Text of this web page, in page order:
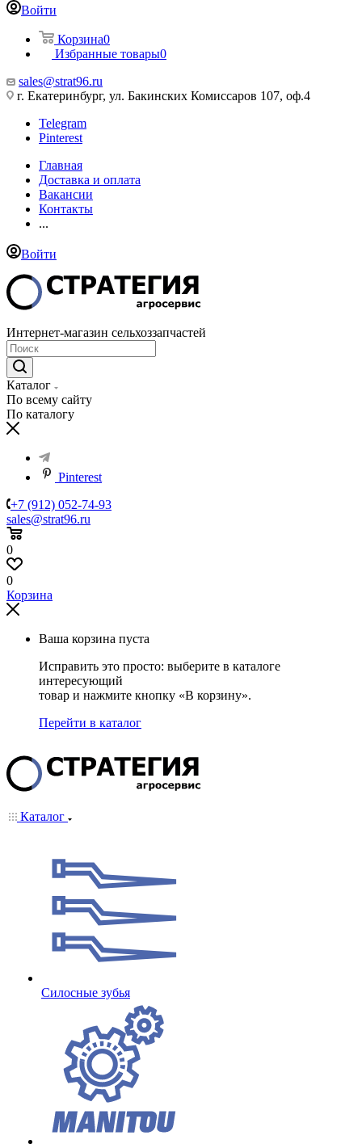
Войти
Корзина0
Избранные товары0
sales@strat96.ru
г. Екатеринбург, ул. Бакинских Комиссаров 107, оф.4
Telegram
Pinterest
Главная
Доставка и оплата
Вакансии
Контакты
...
Войти
Интернет-магазин сельхоззапчастей
Каталог
По всему сайту
По каталогу
Pinterest
+7 (912) 052-74-93
sales@strat96.ru
0
0
Корзина
Ваша корзина пуста
Исправить это просто: выберите в каталоге
интересующий
товар и нажмите кнопку «В корзину».
Перейти в каталог
Каталог
Cилосные зубья